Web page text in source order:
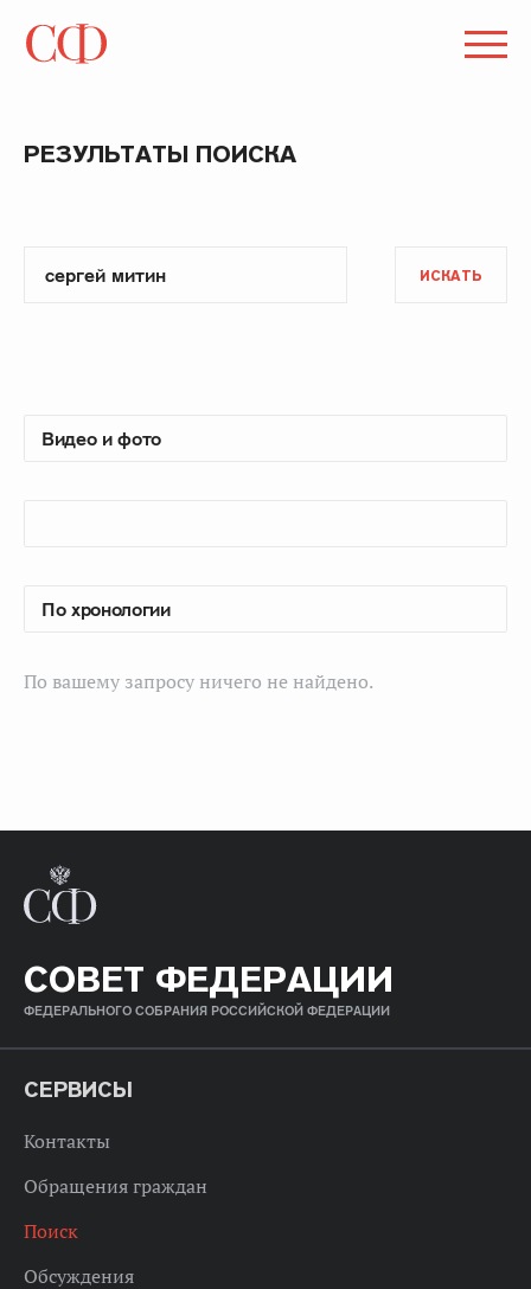
РЕЗУЛЬТАТЫ ПОИСКА
ИСКАТЬ
По вашему запросу ничего не найдено.
СОВЕТ ФЕДЕРАЦИИ
ФЕДЕРАЛЬНОГО СОБРАНИЯ РОССИЙСКОЙ ФЕДЕРАЦИИ
СЕРВИСЫ
Контакты
Обращения граждан
Поиск
Обсуждения